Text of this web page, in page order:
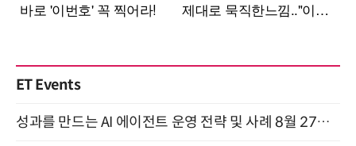
ET Events
성과를 만드는 AI 에이전트 운영 전략 및 사례 8월 27일 개최